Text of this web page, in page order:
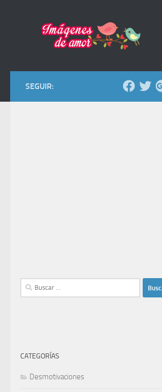
SEGUIR:
Buscar:
CATEGORÍAS
Desmotivaciones